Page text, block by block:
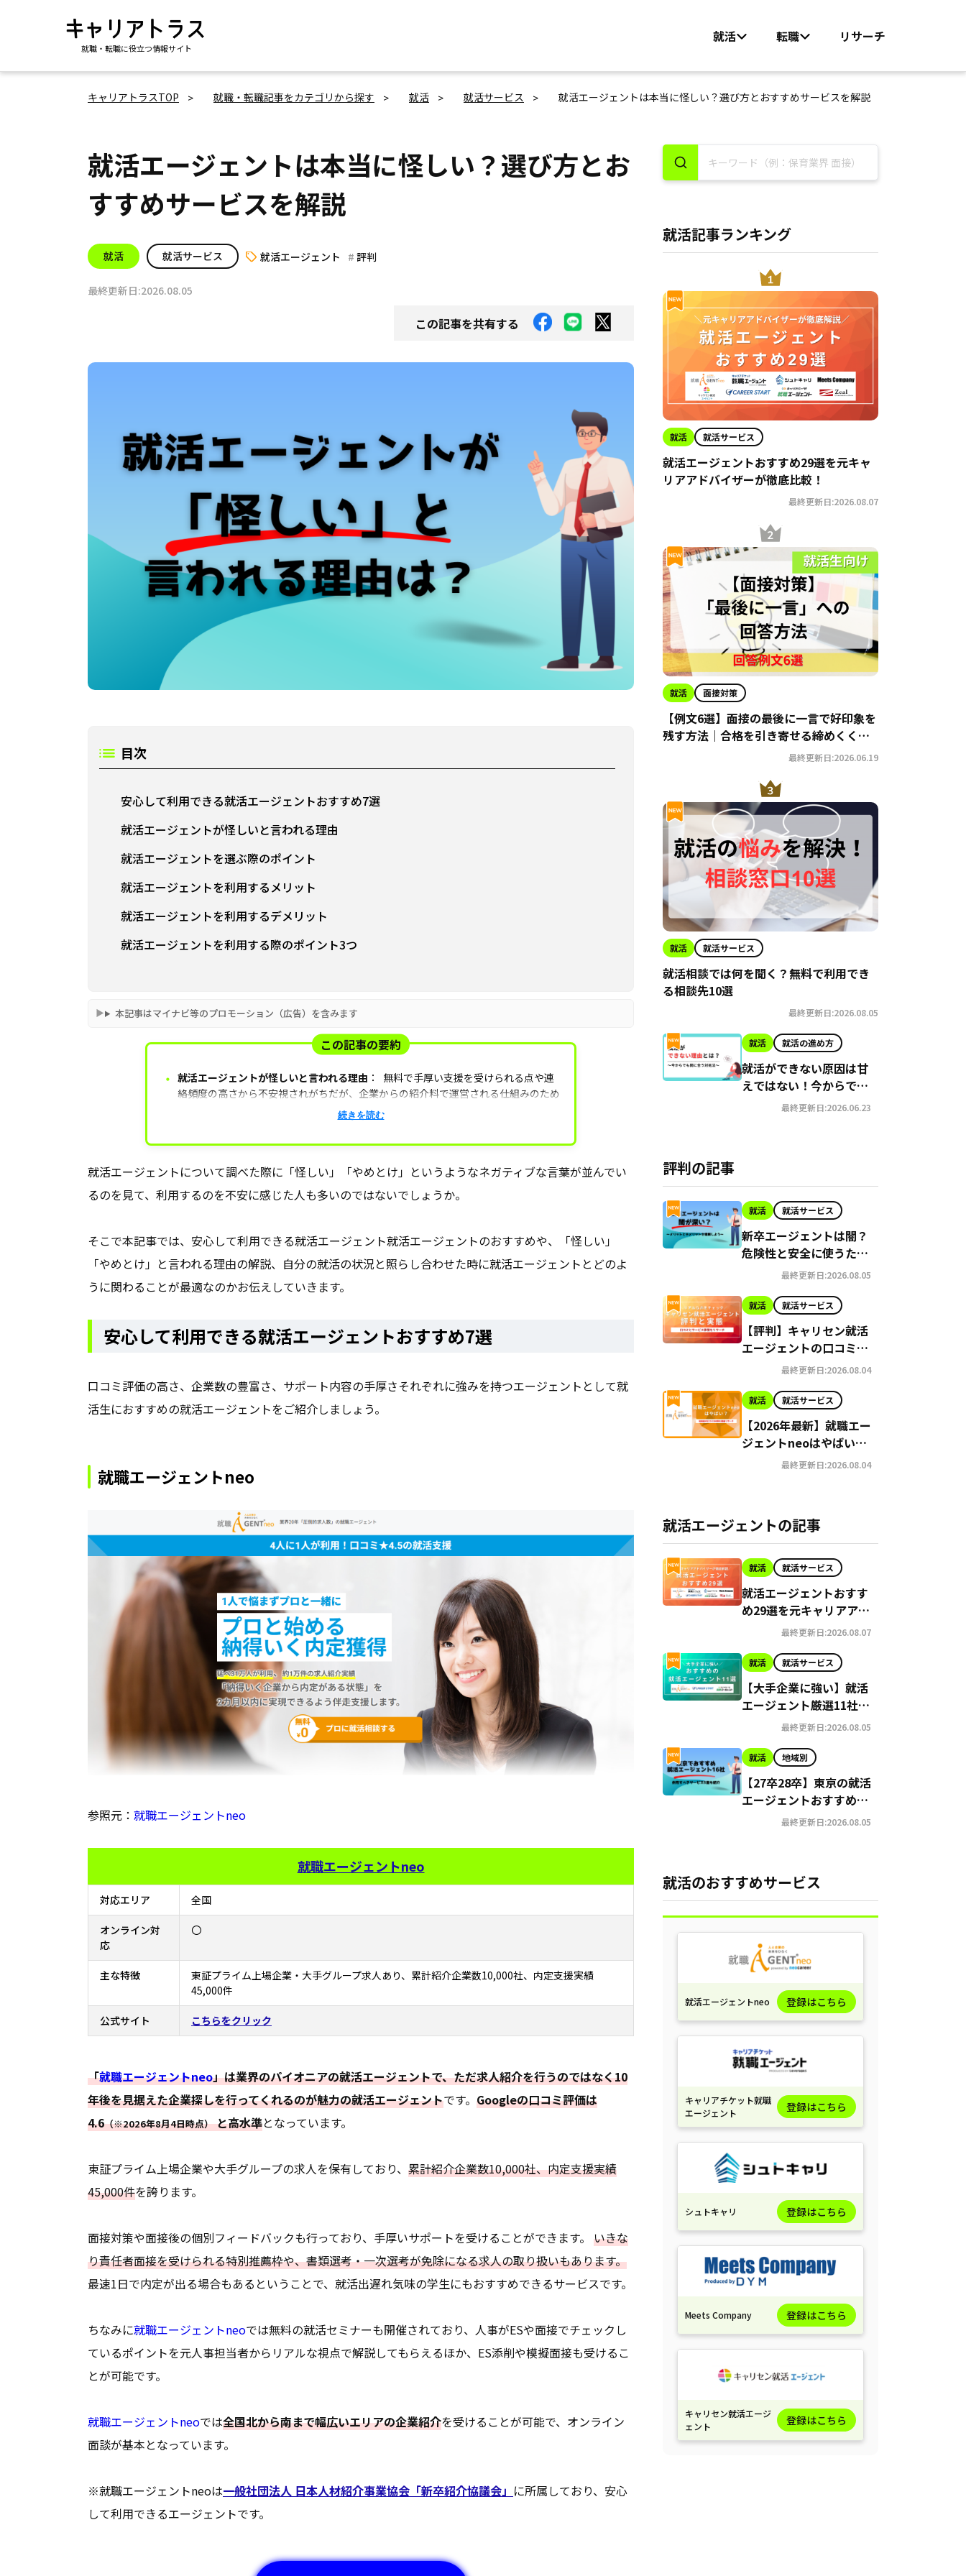
就職・転職に役立つ情報サイト
就活 転職 リサーチ
キャリアトラスTOP 就職・転職記事をカテゴリから探す 就活 就活サービス 就活エージェントは本当に怪しい？選び方とおすすめサービスを解説
就活エージェントは本当に怪しい？選び方とお
すすめサービスを解説
就活 就活サービス 就活エージェント 評判
最終更新日:2026.08.05
この記事を共有する
目次
安心して利用できる就活エージェントおすすめ7選
就活エージェントが怪しいと言われる理由
就活エージェントを選ぶ際のポイント
就活エージェントを利用するメリット
就活エージェントを利用するデメリット
就活エージェントを利用する際のポイント3つ
本記事はマイナビ等のプロモーション（広告）を含みます
この記事の要約
・ 就活エージェントが怪しいと言われる理由 ：
無料で手厚い支援を受けられる点や連
絡頻度の高さから不安視されがちだが、企業からの紹介料で運営される仕組みのため
就活エージェントを選ぶ際のポイント
実績や口コミ、保有求人の質と量、サポー
就活エージェントを利用する際のポイント
「アドバイザーに選考対策の依頼を積
極的にする」「企業に直接聞きづら労働環境や社風について就活エージェントから企
業に聞いてもらう」など受け身ではなく主体的に就活エージェントを利用しましょ
続きを読む
就活エージェントについて調べた際に「怪しい」「やめとけ」というようなネガティブな言葉が並んでい
るのを見て、利用するのを不安に感じた人も多いのではないでしょうか。
そこで本記事では、安心して利用できる就活エージェント就活エージェントのおすすめや、「怪しい」
「やめとけ」と言われる理由の解説、自分の就活の状況と照らし合わせた時に就活エージェントとどのよ
うに関わることが最適なのかお伝えしていきます。
安心して利用できる就活エージェントおすすめ7選
口コミ評価の高さ、企業数の豊富さ、サポート内容の手厚さそれぞれに強みを持つエージェントとして就
活生におすすめの就活エージェントをご紹介しましょう。
就職エージェントneo
参照元： 就職エージェントneo
就職エージェントneo
対応エリア 全国
オンライン対
応
〇
主な特徴
東証プライム上場企業・大手グループ求人あり、累計紹介企業数10,000社、内定支援実績
45,000件
公式サイト こちらをクリック
「就職エージェントneo」は業界のパイオニアの就活エージェントで、ただ求人紹介を行うのではなく10
年後を見据えた企業探しを行ってくれるのが魅力の就活エージェントです。 Googleの口コミ評価は
4.6（※2026年8月4日時点）と高水準となっています。
東証プライム上場企業や大手グループの求人を保有しており、 累計紹介企業数10,000社、内定支援実績
45,000件を誇ります。
面接対策や面接後の個別フィードバックも行っており、手厚いサポートを受けることができます。 いきな
り責任者面接を受けられる特別推薦枠や、書類選考・一次選考が免除になる求人の取り扱いもあります。
最速1日で内定が出る場合もあるということで、就活出遅れ気味の学生にもおすすめできるサービスです。
ちなみに就職エージェントneoでは無料の就活セミナーも開催されており、人事がESや面接でチェックし
ているポイントを元人事担当者からリアルな視点で解説してもらえるほか、ES添削や模擬面接も受けるこ
とが可能です。
就職エージェントneoでは全国北から南まで幅広いエリアの企業紹介を受けることが可能で、オンライン
面談が基本となっています。
※就職エージェントneoは一般社団法人 日本人材紹介事業協会「新卒紹介協議会」 に所属しており、安心
して利用できるエージェントです。
就活記事ランキング
就活 就活サービス
就活エージェントおすすめ29選を元キャ
リアアドバイザーが徹底比較！
最終更新日:2026.08.07
就活 面接対策
【例文6選】面接の最後に一言で好印象を
残す方法｜合格を引き寄せる締めくくり
最終更新日:2026.06.19
就活 就活サービス
就活相談では何を聞く？無料で利用でき
る相談先10選
最終更新日:2026.08.05
就活 就活の進め方
就活ができない原因は甘
えではない！今からでも
間に合う就職への対処法
最終更新日:2026.06.23
評判の記事
就活 就活サービス
新卒エージェントは闇？
危険性と安全に使うため
のポイント解説
最終更新日:2026.08.05
就活 就活サービス
【評判】キャリセン就活
エージェントの口コミま
とめ｜実態を調査
最終更新日:2026.08.04
就活 就活サービス
【2026年最新】就職エー
ジェントneoはやばい？
評判は？Google口コミ
最終更新日:2026.08.04
就活エージェントの記事
就活 就活サービス
就活エージェントおすす
め29選を元キャリアアド
バイザーが徹底比較！
最終更新日:2026.08.07
就活 就活サービス
【大手企業に強い】就活
エージェント厳選11社|
元キャリアアドバイザー
説
最終更新日:2026.08.05
就活 地域別
【27卒28卒】東京の就活
エージェントおすすめ16
選を徹底比較最終更新日:2026.08.05
就活のおすすめサービス
就活エージェントneo 登録はこちら
キャリアチケット就職
エージェント
登録はこちら
シュトキャリ 登録はこちら
Meets Company 登録はこちら
キャリセン就活エージ
ェント
登録はこちら